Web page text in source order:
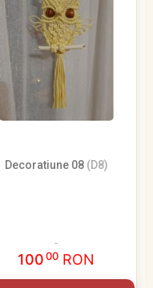
Decoratiune 08 (D8)
10000 RON